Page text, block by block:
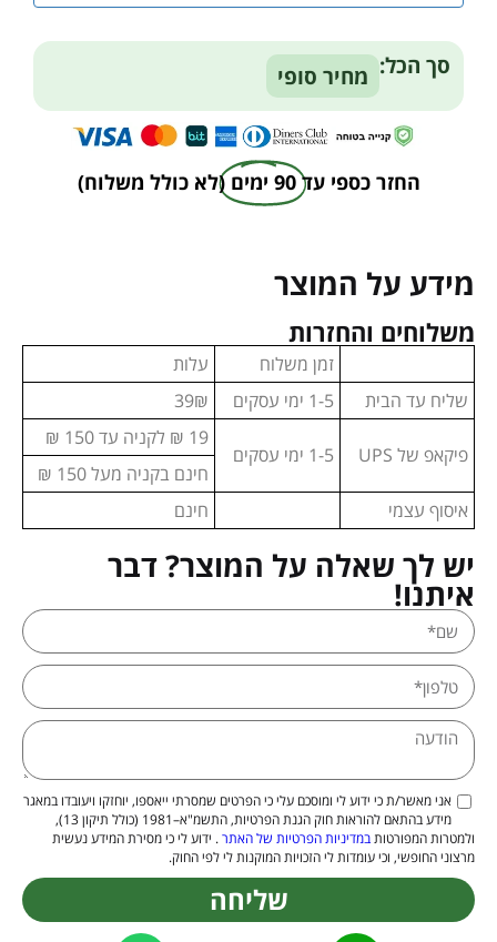
Alternative:
סך הכל: מחיר סופי
החזר כספי עד 90 ימים (לא כולל משלוח)
מידע על המוצר
משלוחים והחזרות
זמן משלוח
עלות
שליח עד הבית
1-5 ימי עסקים 39₪
פיקאפ של UPS 1-5 ימי עסקים
19 ₪ לקניה עד 150 ₪
חינם בקניה מעל 150 ₪
איסוף עצמי
חינם
יש לך שאלה על המוצר? דבר
איתנו!
אני מאשר/ת כי ידוע לי ומוסכם עלי כי הפרטים שמסרתי ייאספו, יוחזקו ויעובדו במאגר
מידע בהתאם להוראות חוק הגנת הפרטיות, התשמ"א–1981 (כולל תיקון 13),
ולמטרות המפורטותבמדיניות הפרטיות של האתר. ידוע לי כי מסירת המידע נעשית
מרצוני החופשי, וכי עומדות לי הזכויות המוקנות לי לפי החוק.
שליחה